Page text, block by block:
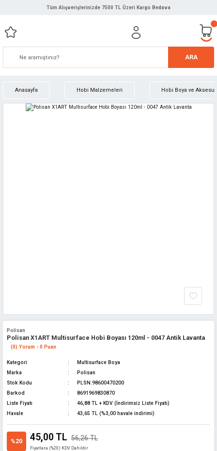
Tüm Alışverişlerinizde 7500 TL Üzeri Kargo Bedava
ARA
Anasayfa Hobi Malzemeleri Hobi Boya ve
Polisan
Polisan X1ART Multisurface Hobi Boyası 120ml - 0047 Antik Lavanta
(0) Yorum - 0 Puan
Kategori
Multisurface Boya
Marka
Polisan
Stok Kodu
PLSN.98600470200
Barkod
8691969830870
Liste Fiyatı
46,88 TL + KDV (İndirimsiz Liste Fiyatı)
Havale
43,65 TL (%3,00 havale indirimi)
%20 45,00 TL 56,26 TL
Fiyatlara (%20) KDV Dahildir